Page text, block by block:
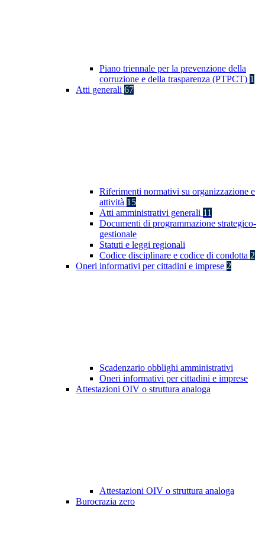
Piano triennale per la prevenzione della
corruzione e della trasparenza (PTPCT) 1
Atti generali 67
Riferimenti normativi su organizzazione e
attività 15
Atti amministrativi generali 11
Documenti di programmazione strategico-
gestionale
Statuti e leggi regionali
Codice disciplinare e codice di condotta 2
Oneri informativi per cittadini e imprese 2
Scadenzario obblighi amministrativi
Oneri informativi per cittadini e imprese
Attestazioni OIV o struttura analoga
Attestazioni OIV o struttura analoga
Burocrazia zero